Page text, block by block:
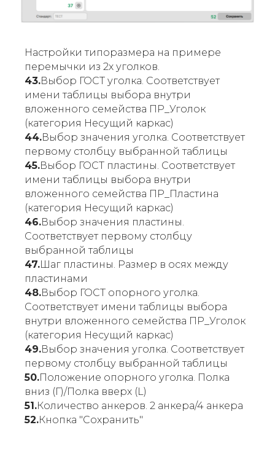
Настройки типоразмера на примере
перемычки из 2х уголков.
43.Выбор ГОСТ уголка. Соответствует
имени таблицы выбора внутри
вложенного семейства ПР_Уголок
(категория Несущий каркас)
44.Выбор значения уголка. Соответствует
первому столбцу выбранной таблицы
45.Выбор ГОСТ пластины. Соответствует
имени таблицы выбора внутри
вложенного семейства ПР_Пластина
(категория Несущий каркас)
46.Выбор значения пластины.
Соответствует первому столбцу
выбранной таблицы
47.Шаг пластины. Размер в осях между
пластинами
48.Выбор ГОСТ опорного уголка.
Соответствует имени таблицы выбора
внутри вложенного семейства ПР_Уголок
(категория Несущий каркас)
49.Выбор значения уголка. Соответствует
первому столбцу выбранной таблицы
50.Положение опорного уголка. Полка
вниз (Г)/Полка вверх (L)
51.Количество анкеров. 2 анкера/4 анкера
52.Кнопка "Сохранить"